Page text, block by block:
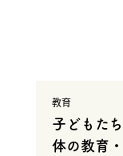
教育
子どもた
体の教育